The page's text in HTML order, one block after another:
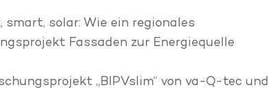
smart, solar: Wie ein regionales
Fassaden zur Energiequelle
„BIPVslim“ von va-Q-tec und